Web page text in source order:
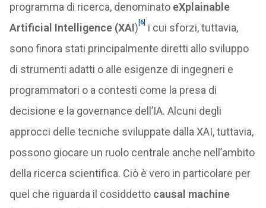
programma di ricerca, denominato eXplainable
Artificial Intelligence (XAI) [6]
i cui sforzi, tuttavia,
sono finora stati principalmente diretti allo sviluppo
di strumenti adatti o alle esigenze di ingegneri e
programmatori o a contesti come la presa di
decisione e la governance dell’IA. Alcuni degli
approcci delle tecniche sviluppate dalla XAI, tuttavia,
possono giocare un ruolo centrale anche nell’ambito
della ricerca scientifica. Ciò è vero in particolare per
quel che riguarda il cosiddetto causal machine